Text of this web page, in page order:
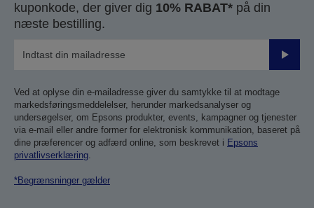
kuponkode, der giver dig 10% RABAT* på din
næste bestilling.
Send
Ved at oplyse din e-mailadresse giver du samtykke til at modtage
markedsføringsmeddelelser, herunder markedsanalyser og
undersøgelser, om Epsons produkter, events, kampagner og tjenester
via e-mail eller andre former for elektronisk kommunikation, baseret på
dine præferencer og adfærd online, som beskrevet i Epsons
privatlivserklæring.
*Begrænsninger gælder